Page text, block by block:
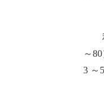
～80
3 ～ 5